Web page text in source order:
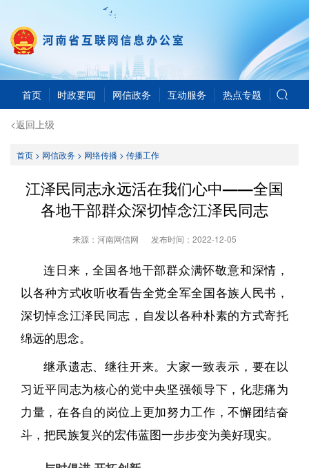
首页 时政要闻 网信政务 互动服务 热点专题
<返回上级
首页> 网信政务> 网络传播> 传播工作
江泽民同志永远活在我们心中——全国
各地干部群众深切悼念江泽民同志
来源：河南网信网 发布时间： 2022-12-05
连日来，全国各地干部群众满怀敬意和深情，
以各种方式收听收看告全党全军全国各族人民书，
深切悼念江泽民同志，自发以各种朴素的方式寄托
绵远的思念。
继承遗志、继往开来。大家一致表示，要在以
习近平同志为核心的党中央坚强领导下，化悲痛为
力量，在各自的岗位上更加努力工作，不懈团结奋
斗，把民族复兴的宏伟蓝图一步步变为美好现实。